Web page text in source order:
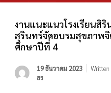
งานแนะแนวโรงเรียนสิ
สุรินทร์จัดอบรมสุขภาพ
ศึกษาปีที่ 4
19 ธันวาคม 2023 Written
ธร